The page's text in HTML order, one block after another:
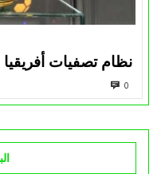
نظام تصفيات أفريقيا
0